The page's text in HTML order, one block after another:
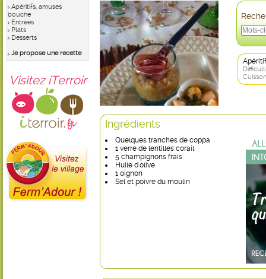
Apéritifs, amuses
bouche
Entrées
Plats
Desserts
Je propose une recette
Visitez iTerroir
Ingrédients
Quelques tranches de coppa
1 verre de lentilles corail
5 champignons frais
Huile d'olive
1 oignon
Sel et poivre du moulin